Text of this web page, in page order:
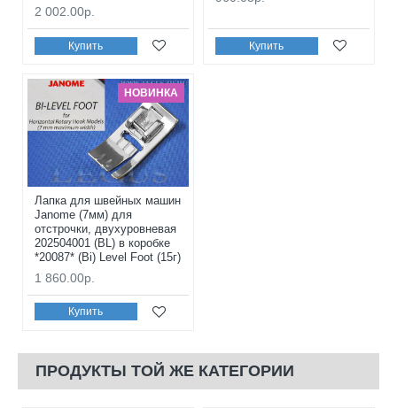
2 002.00р.
Купить Купить
НОВИНКА
Лапка для швейных машин
Janome (7мм) для
отстрочки, двухуровневая
202504001 (BL) в коробке
*20087* (Bi) Level Foot (15г)
1 860.00р.
Купить
ПРОДУКТЫ ТОЙ ЖЕ КАТЕГОРИИ